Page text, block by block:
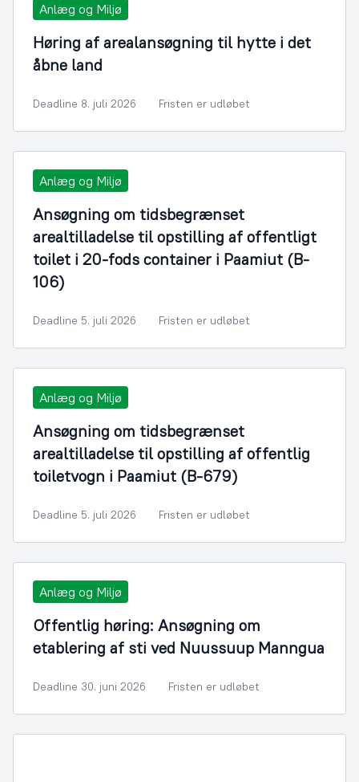
Anlæg og Miljø
Høring af arealansøgning til hytte i det
åbne land
Deadline 8. juli 2026 Fristen er udløbet
Anlæg og Miljø
Ansøgning om tidsbegrænset
arealtilladelse til opstilling af offentligt
toilet i 20-fods container i Paamiut (B-
106)
Deadline 5. juli 2026 Fristen er udløbet
Anlæg og Miljø
Ansøgning om tidsbegrænset
arealtilladelse til opstilling af offentlig
toiletvogn i Paamiut (B-679)
Deadline 5. juli 2026 Fristen er udløbet
Anlæg og Miljø
Offentlig høring: Ansøgning om
etablering af sti ved Nuussuup Manngua
Deadline 30. juni 2026 Fristen er udløbet